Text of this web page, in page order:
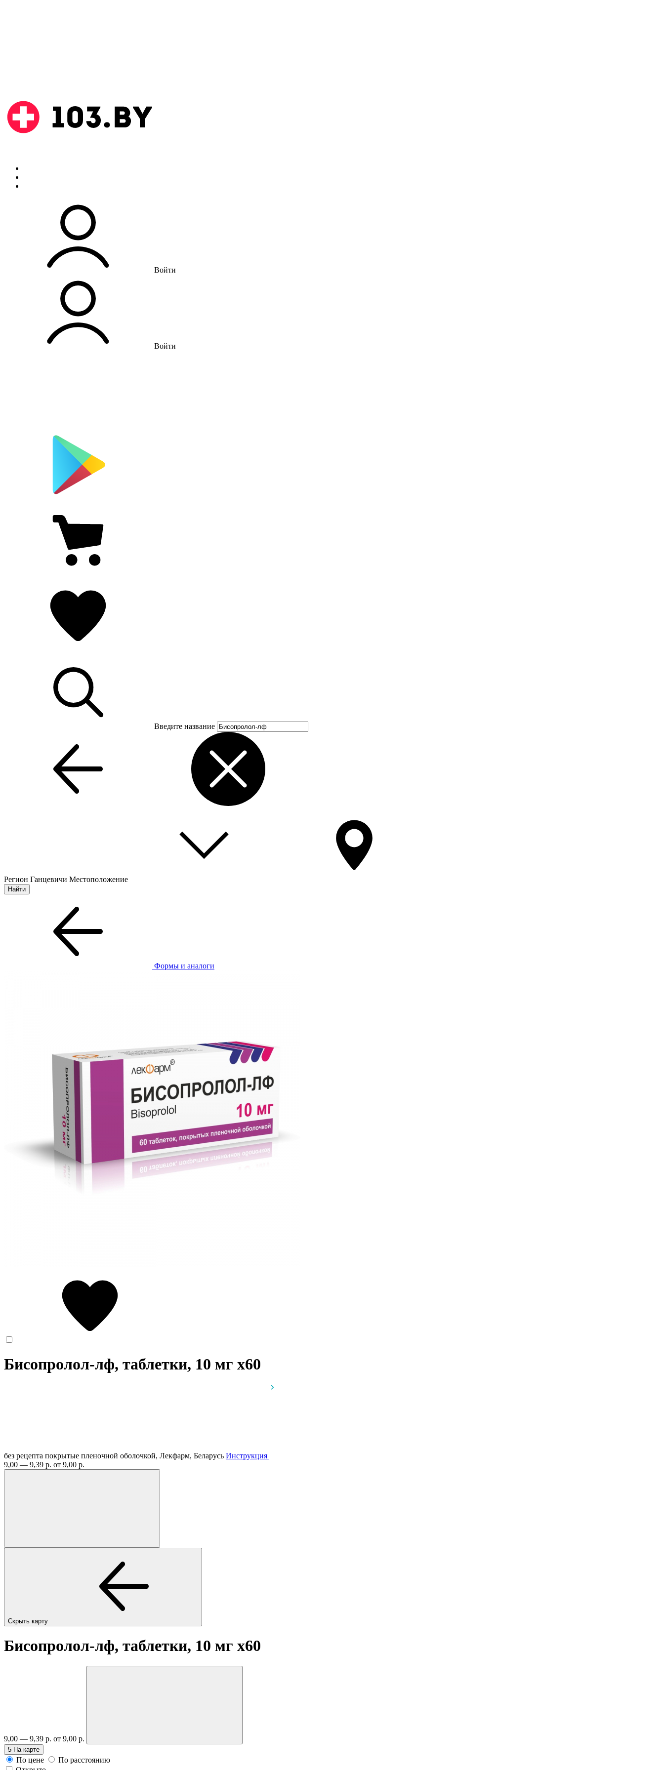
Войти
Войти
Введите название
Регион Ганцевичи Местоположение
Формы и аналоги
Бисопролол-лф, таблетки, 10 мг x60
без рецепта покрытые пленочной оболочкой, Лекфарм, Беларусь Инструкция
9,00 — 9,39 р. от 9,00 р.
Скрыть карту
Бисопролол-лф, таблетки, 10 мг x60
9,00 — 9,39 р. от 9,00 р.
5 На карте
По цене
По расстоянию